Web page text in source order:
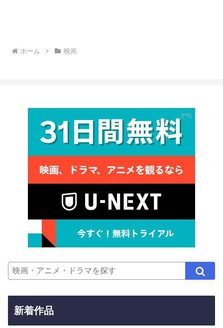
ホーム 映画
PR
新着作品